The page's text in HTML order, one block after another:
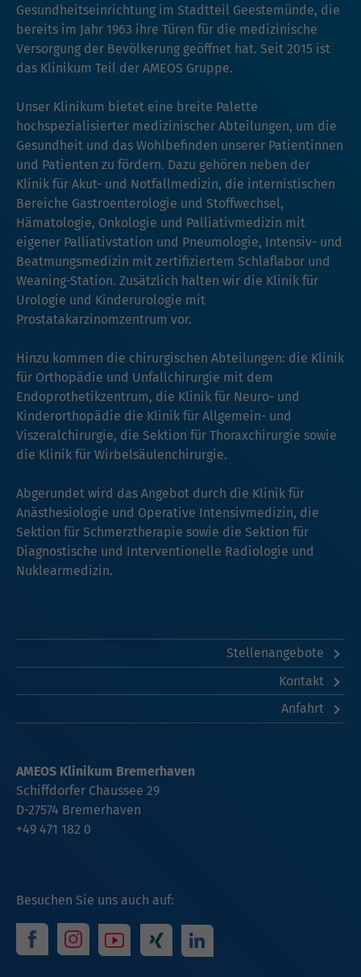
Gesundheitseinrichtung im Stadtteil Geestemünde, die
bereits im Jahr 1963 ihre Türen für die medizinische
Versorgung der Bevölkerung geöffnet hat. Seit 2015 ist
das Klinikum Teil der AMEOS Gruppe.
Unser Klinikum bietet eine breite Palette
hochspezialisierter medizinischer Abteilungen, um die
Gesundheit und das Wohlbefinden unserer Patientinnen
und Patienten zu fördern. Dazu gehören neben der
Klinik für Akut- und Notfallmedizin, die internistischen
Bereiche Gastroenterologie und Stoffwechsel,
Hämatologie, Onkologie und Palliativmedizin mit
eigener Palliativstation und Pneumologie, Intensiv- und
Beatmungsmedizin mit zertifiziertem Schlaflabor und
Weaning-Station. Zusätzlich halten wir die Klinik für
Urologie und Kinderurologie mit
Prostatakarzinomzentrum vor.
Hinzu kommen die chirurgischen Abteilungen: die Klinik
für Orthopädie und Unfallchirurgie mit dem
Endoprothetikzentrum, die Klinik für Neuro- und
Kinderorthopädie die Klinik für Allgemein- und
Viszeralchirurgie, die Sektion für Thoraxchirurgie sowie
die Klinik für Wirbelsäulenchirurgie.
Abgerundet wird das Angebot durch die Klinik für
Anästhesiologie und Operative Intensivmedizin, die
Sektion für Schmerztherapie sowie die Sektion für
Diagnostische und Interventionelle Radiologie und
Nuklearmedizin.
Stellenangebote
Kontakt
Anfahrt
Besuchen Sie uns auch auf:
AMEOS Klinikum Bremerhaven
Schiffdorfer Chaussee 29
D-27574 Bremerhaven
+49 471 182 0